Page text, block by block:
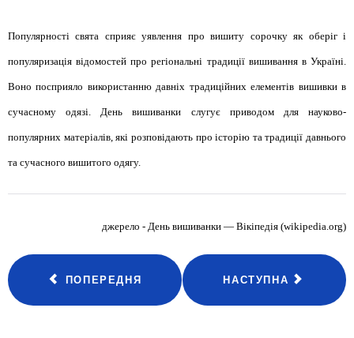
Популярності свята сприяє уявлення про вишиту сорочку як оберіг і
популяризація відомостей про регіональні традиції вишивання в Україні.
Воно посприяло використанню давніх традиційних елементів вишивки в
сучасному одязі. День вишиванки слугує приводом для науково-
популярних матеріалів, які розповідають про історію та традиції давнього
та сучасного вишитого одягу.
джерело - День вишиванки — Вікіпедія (wikipedia.org)
ПОПЕРЕДНЯ НАСТУПНА